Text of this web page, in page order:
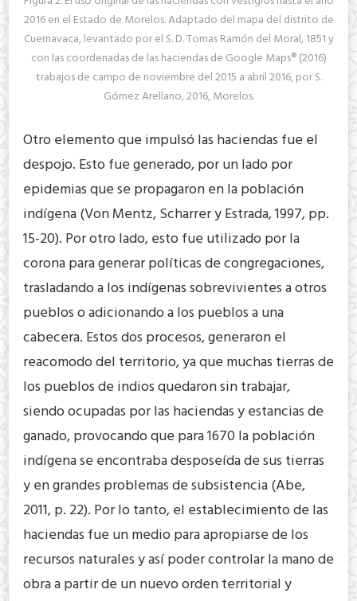
2016 en el Estado de Morelos. Adaptado del mapa del distrito de
Cuernavaca, levantado por el S. D. Tomas Ramón del Moral, 1851 y
con las coordenadas de las haciendas de Google Maps® (2016)
trabajos de campo de noviembre del 2015 a abril 2016, por S.
Gómez Arellano, 2016, Morelos.
Otro elemento que impulsó las haciendas fue el
despojo. Esto fue generado, por un lado por
epidemias que se propagaron en la población
indígena (Von Mentz, Scharrer y Estrada, 1997, pp.
15-20). Por otro lado, esto fue utilizado por la
corona para generar políticas de congregaciones,
trasladando a los indígenas sobrevivientes a otros
pueblos o adicionando a los pueblos a una
cabecera. Estos dos procesos, generaron el
reacomodo del territorio, ya que muchas tierras de
los pueblos de indios quedaron sin trabajar,
siendo ocupadas por las haciendas y estancias de
ganado, provocando que para 1670 la población
indígena se encontraba desposeída de sus tierras
y en grandes problemas de subsistencia (Abe,
2011, p. 22). Por lo tanto, el establecimiento de las
haciendas fue un medio para apropiarse de los
recursos naturales y así poder controlar la mano de
obra a partir de un nuevo orden territorial y